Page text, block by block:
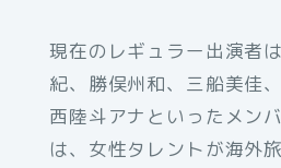
現在のレギュラー出演者
紀、勝俣州和、三船美佳
西陸斗アナといったメン
は、女性タレントが海外